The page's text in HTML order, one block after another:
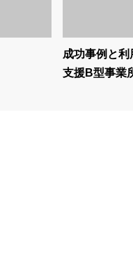
成功事例と
支援B型事業